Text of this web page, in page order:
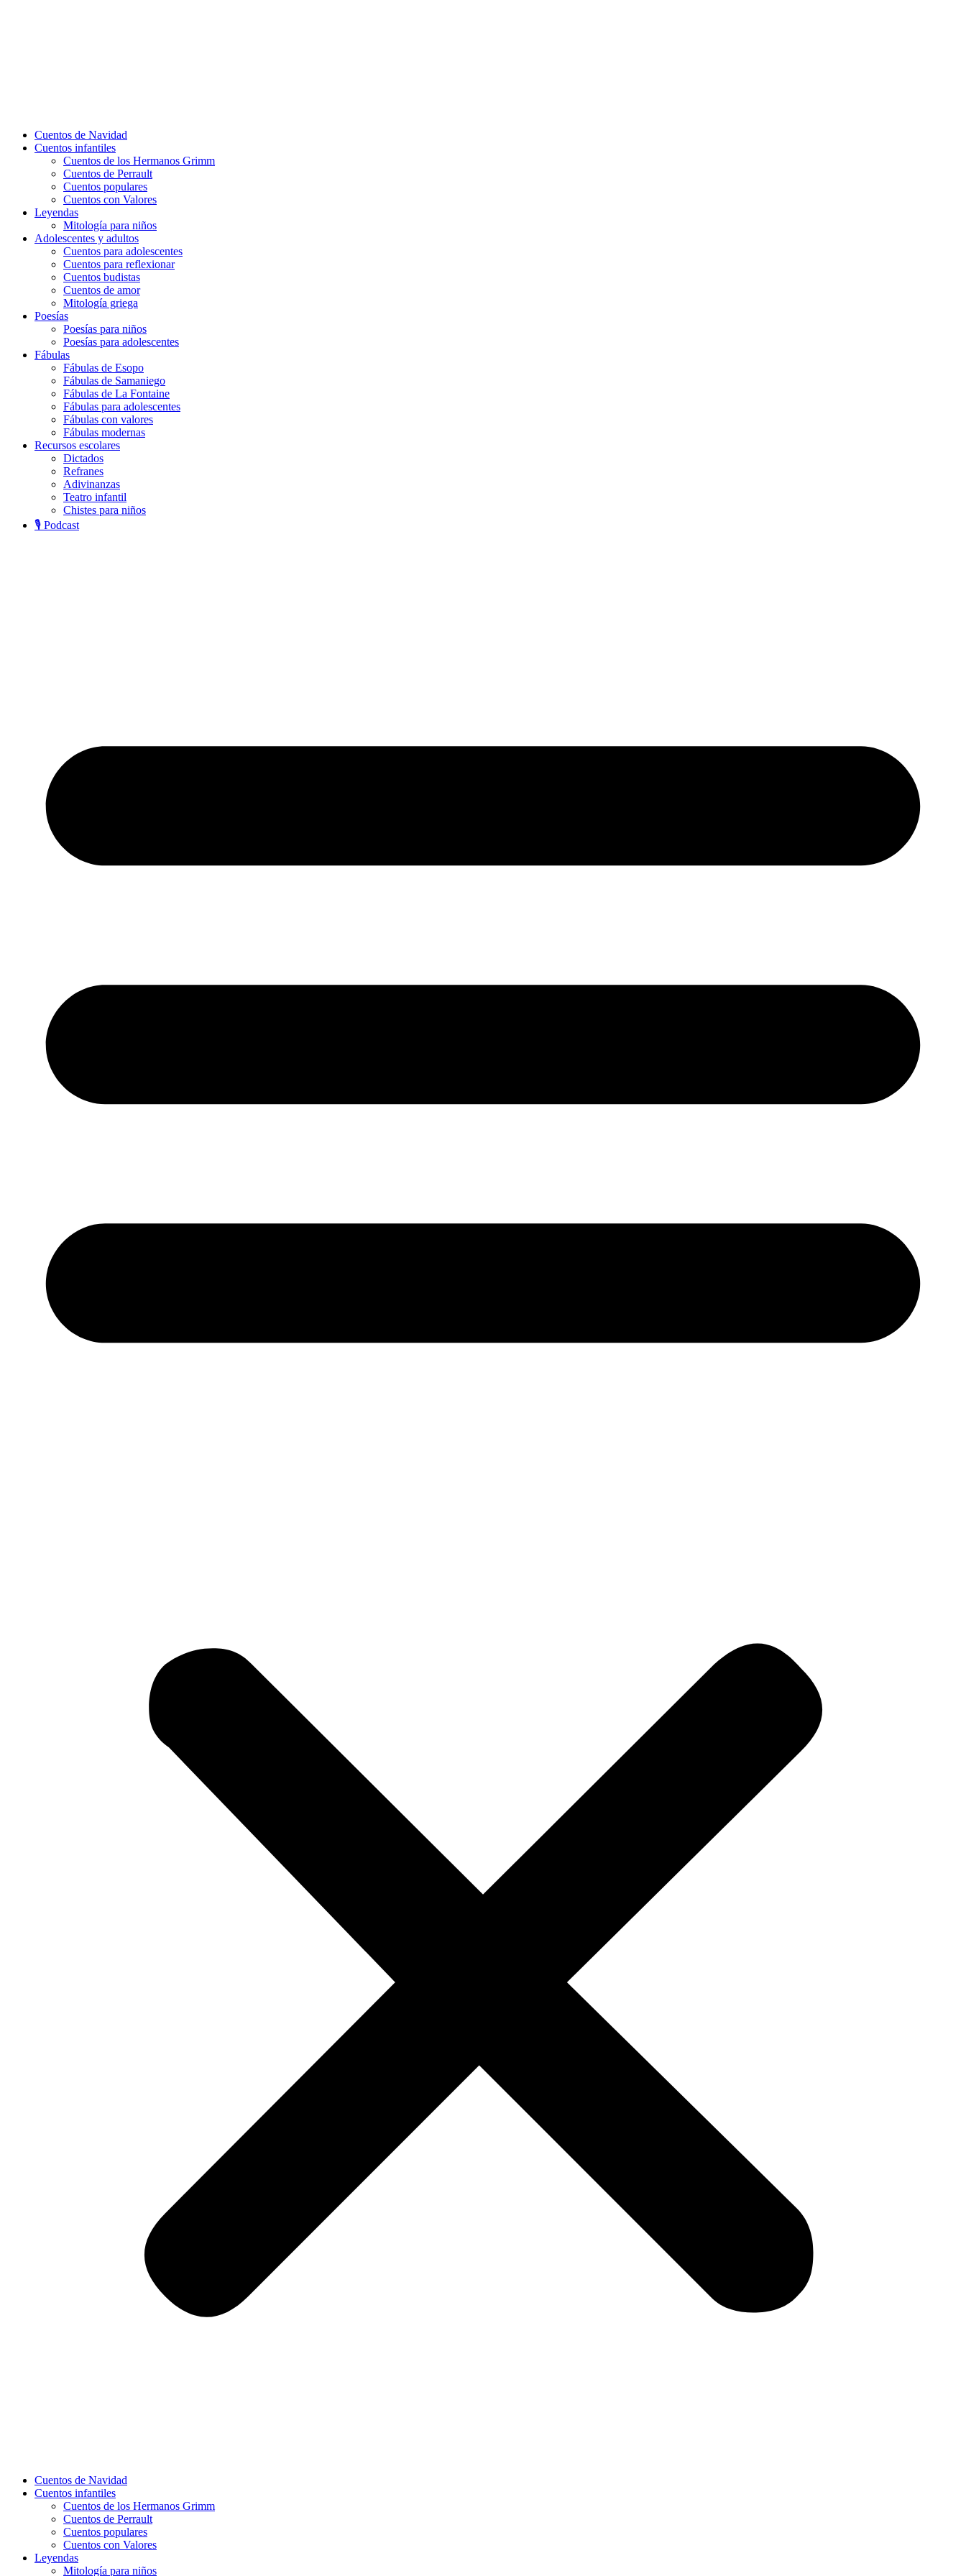
Cuentos de Navidad
Cuentos infantiles
Cuentos de los Hermanos Grimm
Cuentos de Perrault
Cuentos populares
Cuentos con Valores
Leyendas
Mitología para niños
Adolescentes y adultos
Cuentos para adolescentes
Cuentos para reflexionar
Cuentos budistas
Cuentos de amor
Mitología griega
Poesías
Poesías para niños
Poesías para adolescentes
Fábulas
Fábulas de Esopo
Fábulas de Samaniego
Fábulas de La Fontaine
Fábulas para adolescentes
Fábulas con valores
Fábulas modernas
Recursos escolares
Dictados
Refranes
Adivinanzas
Teatro infantil
Chistes para niños
🎙️ Podcast
Cuentos de Navidad
Cuentos infantiles
Cuentos de los Hermanos Grimm
Cuentos de Perrault
Cuentos populares
Cuentos con Valores
Leyendas
Mitología para niños